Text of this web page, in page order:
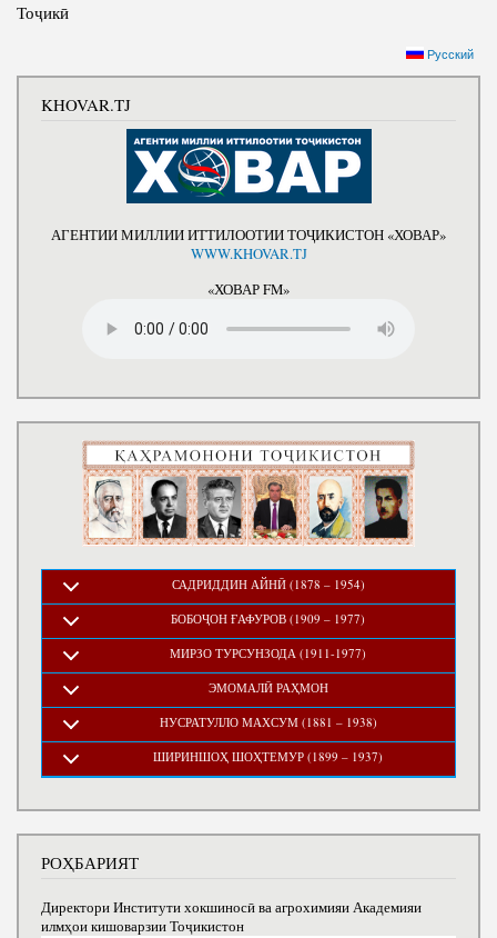
Тоҷикӣ
Русский
KHOVAR.TJ
АГЕНТИИ МИЛЛИИ ИТТИЛООТИИ ТОҶИКИСТОН «ХОВАР»
WWW.KHOVAR.TJ
«ХОВАР FM»
САДРИДДИН АЙНӢ (1878 – 1954)
БОБОҶОН ҒАФУРОВ (1909 – 1977)
МИРЗО ТУРСУНЗОДА (1911-1977)
ЭМОМАЛӢ РАҲМОН
НУСРАТУЛЛО МАХСУМ (1881 – 1938)
ШИРИНШОҲ ШОҲТЕМУР (1899 – 1937)
РОҲБАРИЯТ
Директори Институти хокшиносӣ ва агрохимияи Академияи
илмҳои кишоварзии Тоҷикистон